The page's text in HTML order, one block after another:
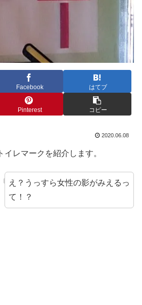
Facebook はてブ
Pinterest コピー
2020.06.08
レマークを紹介します。
え？うっすら女性の影がみえるっ
て！？